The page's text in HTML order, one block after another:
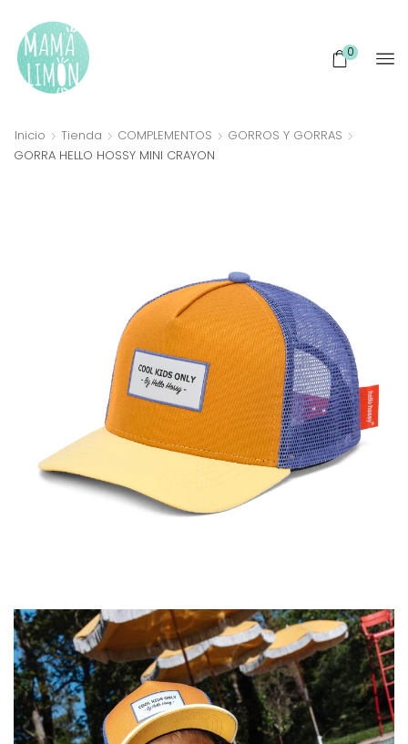
0
Inicio Tienda COMPLEMENTOS
GORROS Y GORRAS
GORRA HELLO HOSSY MINI CRAYON